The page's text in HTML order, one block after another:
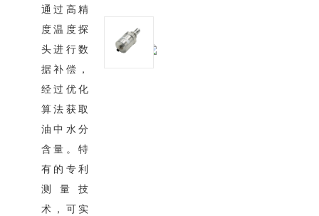
通过高精
度温度探
头进行数
据补偿，
经过优化
算法获取
油中水分
含量。特
有的专利
测量技
术，可实